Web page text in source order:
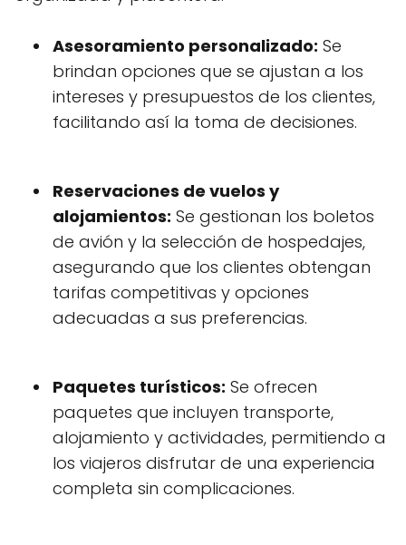
Asesoramiento personalizado: Se
brindan opciones que se ajustan a los
intereses y presupuestos de los clientes,
facilitando así la toma de decisiones.
Reservaciones de vuelos y
alojamientos: Se gestionan los boletos
de avión y la selección de hospedajes,
asegurando que los clientes obtengan
tarifas competitivas y opciones
adecuadas a sus preferencias.
Paquetes turísticos: Se ofrecen
paquetes que incluyen transporte,
alojamiento y actividades, permitiendo a
los viajeros disfrutar de una experiencia
completa sin complicaciones.